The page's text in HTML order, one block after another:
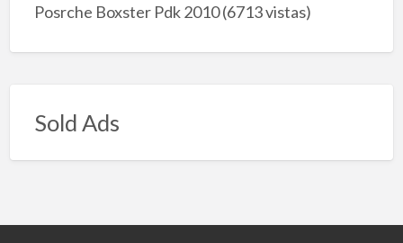
Posrche Boxster Pdk 2010(6713 vistas)
Sold Ads